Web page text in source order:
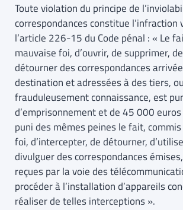
Toute violation du principe de
correspondances constitue l’infraction
l’article 226-15 du Code pénal : « Le
mauvaise foi, d’ouvrir, de supprimer,
détourner des correspondances
destination et adressées à des tiers,
frauduleusement connaissance, est
d’emprisonnement et de 45 000 euros
puni des mêmes peines le fait,
foi, d’intercepter, de détourner,
divulguer des correspondances
reçues par la voie des
procéder à l’installation d’appareils
réaliser de telles interceptions ».